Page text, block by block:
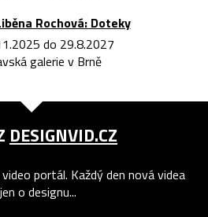
Rochová: Doteky
do 29.8.2027
galerie v Brně
DESIGNVID.CZ
portál. Každý den nová videa
o designu...